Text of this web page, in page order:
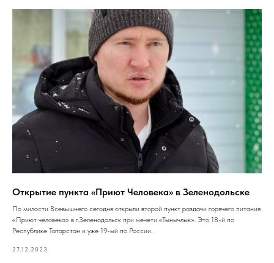
Открытие пункта «Приют Человека» в Зеленодольске
По милости Всевышнего сегодня открыли второй пункт раздачи горячего питания
«Приют человека» в г.Зеленодольск при мечети «Тынычлык». Это 18-й по
Республике Татарстан и уже 19-ый по России.
27.12.2023